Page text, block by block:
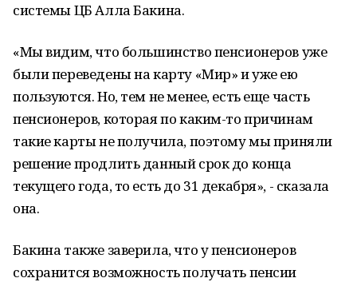
системы ЦБ Алла Бакина.
«Мы видим, что большинство пенсионеров уже
были переведены на карту «Мир» и уже ею
пользуются. Но, тем не менее, есть еще часть
пенсионеров, которая по каким-то причинам
такие карты не получила, поэтому мы приняли
решение продлить данный срок до конца
текущего года, то есть до 31 декабря», - сказала
она.
Бакина также заверила, что у пенсионеров
сохранится возможность получать пенсии